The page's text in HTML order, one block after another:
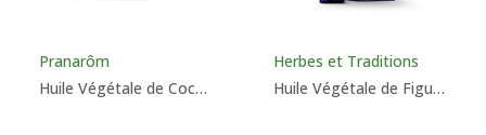
Pranarôm
Huile Végétale de Coco Bio - Pranarôm
Herbes et Traditions
Huile Végétale de Figue de Barbarie (Pépins) - Herbes et Traditions